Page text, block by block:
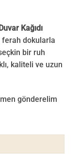
Kağıdı
dokularla
bir ruh
kaliteli ve uzun
gönderelim